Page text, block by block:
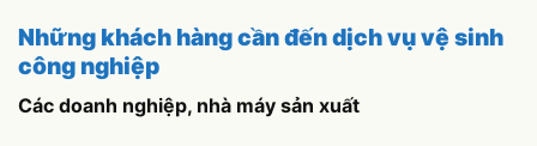
Những khách hàng cần đến dịch vụ vệ sinh
công nghiệp
Các doanh nghiệp, nhà máy sản xuất